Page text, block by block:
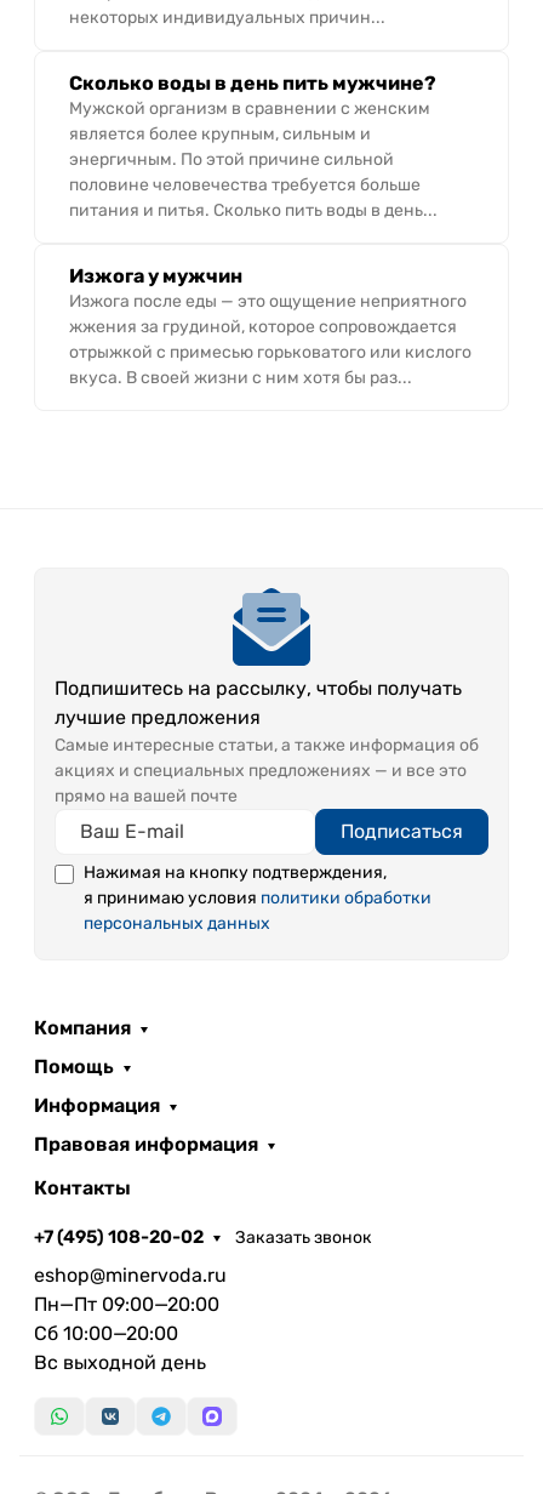
некоторых индивидуальных причин...
Сколько воды в день пить мужчине?
Мужской организм в сравнении с женским
является более крупным, сильным и
энергичным. По этой причине сильной
половине человечества требуется больше
питания и питья. Сколько пить воды в день...
Изжога у мужчин
Изжога после еды — это ощущение неприятного
жжения за грудиной, которое сопровождается
отрыжкой с примесью горьковатого или кислого
вкуса. В своей жизни с ним хотя бы раз...
Подпишитесь на рассылку, чтобы получать
лучшие предложения
Самые интересные статьи, а также информация об
акциях и специальных предложениях — и все это
прямо на вашей почте
Подписаться
Нажимая на кнопку подтверждения,
я принимаю условия политики обработки
персональных данных
Компания
Помощь
Информация
Правовая информация
Контакты
+7 (495) 108-20-02 Заказать звонок
eshop@minervoda.ru
Пн—Пт 09:00—20:00
Сб 10:00—20:00
Вс выходной день